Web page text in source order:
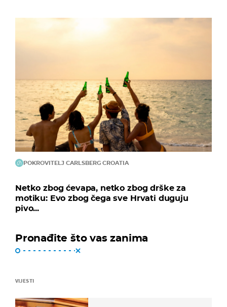
POKROVITELJ CARLSBERG CROATIA
Netko zbog ćevapa, netko zbog drške za
motiku: Evo zbog čega sve Hrvati duguju
pivo...
Pronađite što vas zanima
VIJESTI